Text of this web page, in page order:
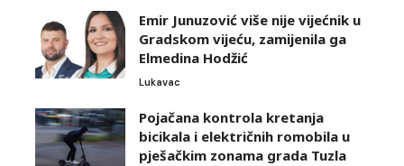
Emir Junuzović više nije vijećnik u
Gradskom vijeću, zamijenila ga
Elmedina Hodžić
Lukavac
Pojačana kontrola kretanja
bicikala i električnih romobila u
pješačkim zonama grada Tuzla